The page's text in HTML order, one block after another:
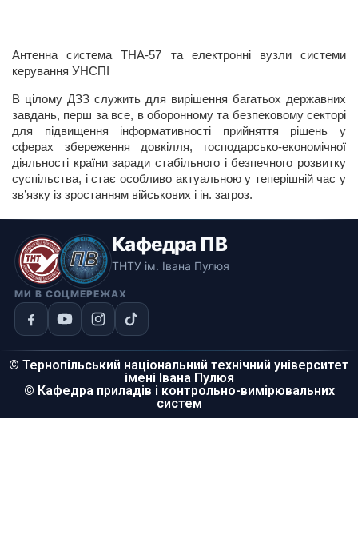
Антенна система ТНА-57 та електронні вузли системи
керування УНСПІ
В цілому ДЗЗ служить для вирішення багатьох державних
завдань, перш за все, в оборонному та безпековому секторі
для підвищення інформативності прийняття рішень у
сферах збереження довкілля, господарсько-економічної
діяльності країни заради стабільного і безпечного розвитку
суспільства, і стає особливо актуальною у теперішній час у
зв’язку із зростанням військових і ін. загроз.
Кафедра ПВ
ТНТУ ім. Івана Пулюя
МИ В СОЦМЕРЕЖАХ
© Тернопільський національний технічний університет
імені Івана Пулюя
© Кафедра приладів і контрольно-вимірювальних
систем